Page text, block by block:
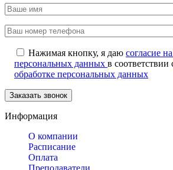
Нажимая кнопку, я даю согласие
персональных данных в соответствии
обработке персональных данных
Информация
О компании
Расписание
Оплата
Преподаватели